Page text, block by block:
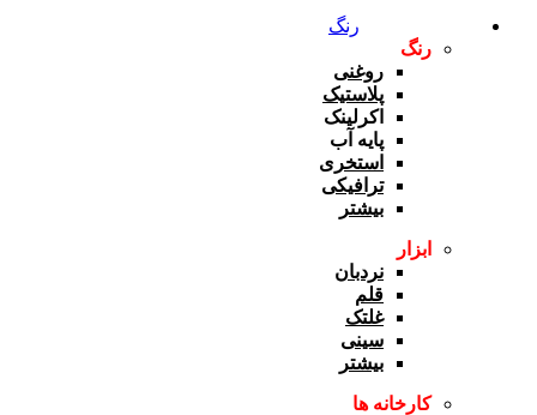
رنگ
رنگ
روغنی
پلاستیک
اکرلینک
پایه آب
استخری
ترافیکی
بیشتر
ابزار
نردبان
قلم
غلتک
سینی
بیشتر
کارخانه ها